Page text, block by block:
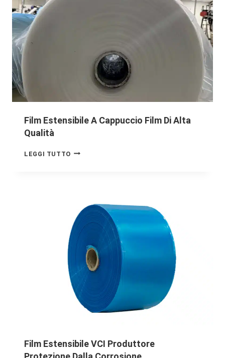
Film Estensibile A Cappuccio Film Di Alta
Qualità
LEGGI TUTTO
Film Estensibile VCI Produttore